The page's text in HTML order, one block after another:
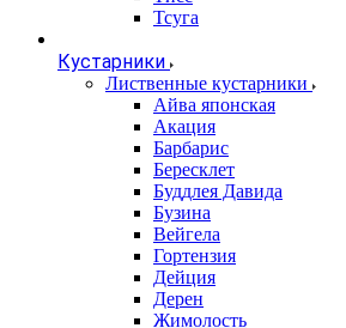
Тсуга
Кустарники
Лиственные кустарники
Айва японская
Акация
Барбарис
Бересклет
Буддлея Давида
Бузина
Вейгела
Гортензия
Дейция
Дерен
Жимолость